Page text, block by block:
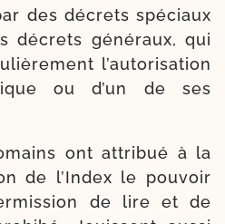
des décrets spé­ciaux
décrets géné­raux, qui
l’autorisation
ou d’un de ses
ont attri­bué à la
de l’Index le pou­voir
de lire et de